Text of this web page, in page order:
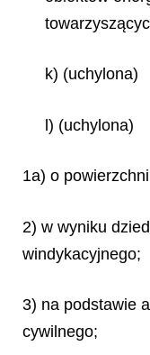
k) (uchylona)
l) (uchylona)
1a) o
2) w wyniku
windykacyjnego;
3) na podstawie
cywilnego;